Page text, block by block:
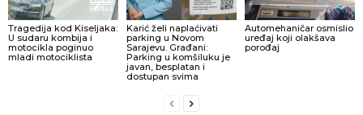
Tragedija kod Kiseljaka:
U sudaru kombija i
motocikla poginuo
mladi motociklista
Karić želi naplaćivati
parking u Novom
Sarajevu. Građani:
Parking u komšiluku je
javan, besplatan i
dostupan svima
Automehaničar osmislio
uređaj koji olakšava
porođaj